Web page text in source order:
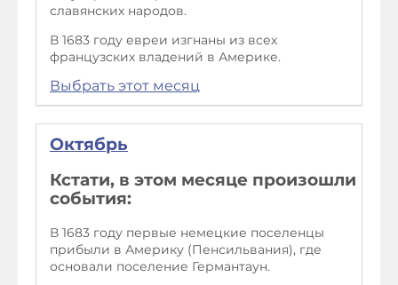
славянских народов.
В 1683 году евреи изгнаны из всех
французских владений в Америке.
Выбрать этот месяц
Октябрь
Кстати, в этом месяце произошли
события:
В 1683 году первые немецкие поселенцы
прибыли в Америку (Пенсильвания), где
основали поселение Германтаун.